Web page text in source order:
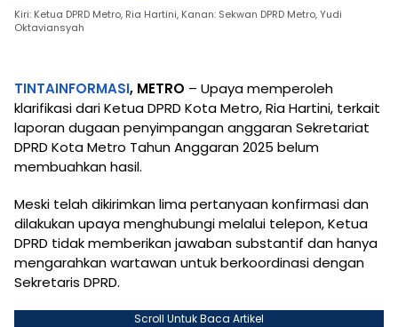
Kiri: Ketua DPRD Metro, Ria Hartini, Kanan: Sekwan DPRD Metro, Yudi
Oktaviansyah
TINTAINFORMASI, METRO – Upaya memperoleh
klarifikasi dari Ketua DPRD Kota Metro, Ria Hartini, terkait
laporan dugaan penyimpangan anggaran Sekretariat
DPRD Kota Metro Tahun Anggaran 2025 belum
membuahkan hasil.
Meski telah dikirimkan lima pertanyaan konfirmasi dan
dilakukan upaya menghubungi melalui telepon, Ketua
DPRD tidak memberikan jawaban substantif dan hanya
mengarahkan wartawan untuk berkoordinasi dengan
Sekretaris DPRD.
Scroll Untuk Baca Artikel